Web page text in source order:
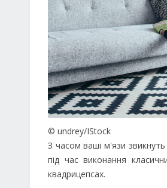
© undrey/IStock
З часом ваші м'язи
під час виконання
квадрицепсах.